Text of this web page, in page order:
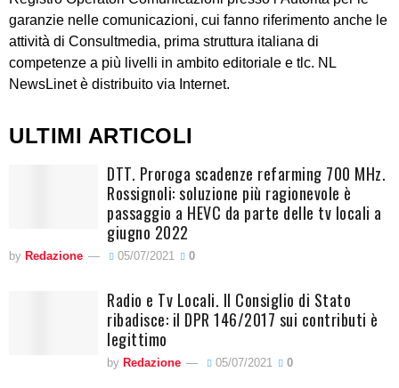
garanzie nelle comunicazioni, cui fanno riferimento anche le
attività di Consultmedia, prima struttura italiana di
competenze a più livelli in ambito editoriale e tlc. NL
NewsLinet è distribuito via Internet.
ULTIMI ARTICOLI
DTT. Proroga scadenze refarming 700 MHz.
Rossignoli: soluzione più ragionevole è
passaggio a HEVC da parte delle tv locali a
giugno 2022
by Redazione 05/07/2021 0
Radio e Tv Locali. Il Consiglio di Stato
ribadisce: il DPR 146/2017 sui contributi è
legittimo
by Redazione 05/07/2021 0